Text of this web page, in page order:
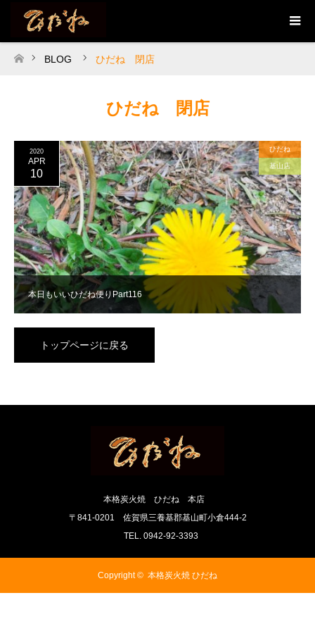
ホーム
BLOG ひだね 閉店
ひだね 閉店
本日もいいひだね便りPart116
2020
APR
10
ひだね
基山店
トップページに戻る
本格炭火焼 ひだね 本店
〒841-0201 佐賀県三養基郡基山町小倉444-2
TEL. 0942-92-3393
Copyright © 本格炭火焼 ひだね